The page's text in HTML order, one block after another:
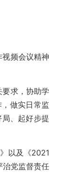
频会议精神
求，协助学
做实日常监
、起好步提
以及《2021
治党监督责任